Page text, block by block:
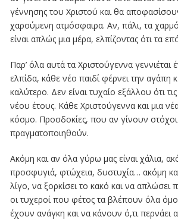
γέννησης του Χριστού και θα
χαρούμενη ατμόσφαιρα. Αν, πάλι, τα
είναι απλώς μια μέρα, ελπίζοντας ότι τα
Παρ’ όλα αυτά τα Χριστούγεννα γεννιέται
ελπίδα, κάθε νέο παιδί φέρνει την αγάπη
καλύτερο. Δεν είναι τυχαίο εξάλλου ότι
νέου έτους. Κάθε Χριστούγεννα και μια
κόσμο. Προσδοκίες, που αν γίνουν
πραγματοποιηθούν.
Ακόμη και αν όλα γύρω μας είναι χάλια,
προσφυγιά, φτώχεια, δυστυχία… ακόμη
λίγο, να ξορκίσει το κακό και να
οι τυχεροί που φέτος τα βλέπουν όλα
έχουν ανάγκη και να κάνουν ό,τι